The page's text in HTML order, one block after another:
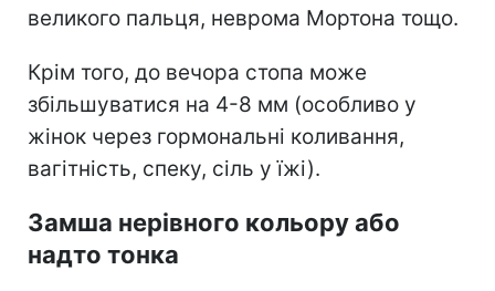
великого пальця, неврома Мортона тощо.
Крім того, до вечора стопа може
збільшуватися на 4-8 мм (особливо у
жінок через гормональні коливання,
вагітність, спеку, сіль у їжі).
Замша нерівного кольору або
надто тонка